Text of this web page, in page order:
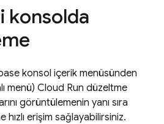
konsolda
konsol içerik menüsünden
menü) Cloud Run düzeltme
görüntülemenin yanı sıra
hızlı erişim sağlayabilirsiniz.